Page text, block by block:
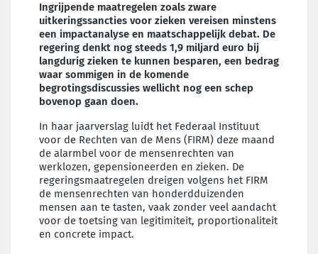
Ingrijpende maatregelen zoals zware
uitkeringssancties voor zieken vereisen minstens
een impactanalyse en maatschappelijk debat. De
regering denkt nog steeds 1,9 miljard euro bij
langdurig zieken te kunnen besparen, een bedrag
waar sommigen in de komende
begrotingsdiscussies wellicht nog een schep
bovenop gaan doen.
In haar jaarverslag luidt het Federaal Instituut
voor de Rechten van de Mens (FIRM) deze maand
de alarmbel voor de mensenrechten van
werklozen, gepensioneerden en zieken. De
regeringsmaatregelen dreigen volgens het FIRM
de mensenrechten van honderdduizenden
mensen aan te tasten, vaak zonder veel aandacht
voor de toetsing van legitimiteit, proportionaliteit
en concrete impact.